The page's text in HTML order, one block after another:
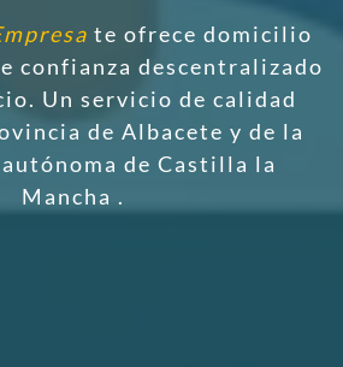
te ofrece domicilio
confianza descentralizado
Un servicio de calidad
de Albacete y de la
de Castilla la
Mancha .